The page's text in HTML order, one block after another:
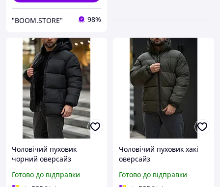
"BOOM.STORE" 98%
Чоловічий пуховик
чорний оверсайз
Готово до відправки
Чоловічий пуховик хакі
оверсайз
Готово до відправки